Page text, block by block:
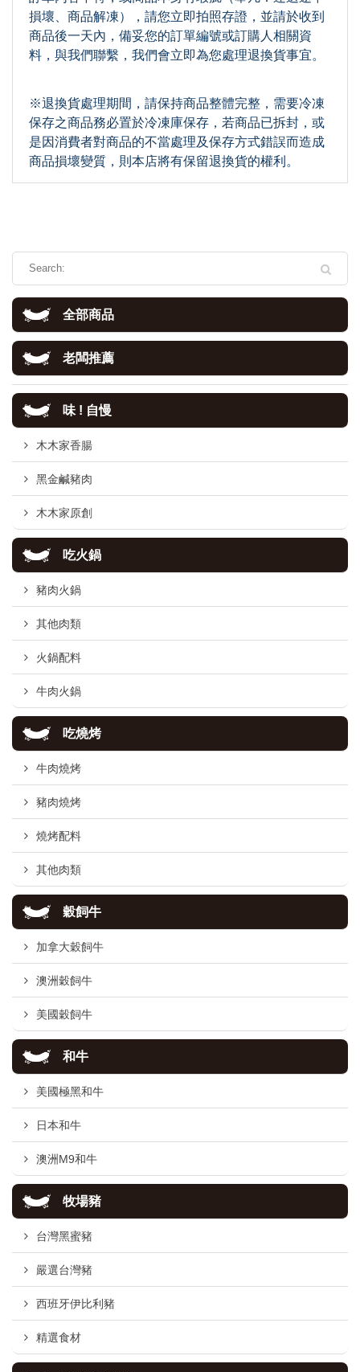
損壞、商品解凍），請您立即拍照存證，並請於收到
商品後一天內，備妥您的訂單編號或訂購人相關資
料，與我們聯繫，我們會立即為您處理退換貨事宜。
※退換貨處理期間，請保持商品整體完整，需要冷凍
保存之商品務必置於冷凍庫保存，若商品已拆封，或
是因消費者對商品的不當處理及保存方式錯誤而造成
商品損壞變質，則本店將有保留退換貨的權利。
全部商品
老闆推薦
味 ! 自慢
木木家香腸
黑金鹹豬肉
木木家原創
吃火鍋
豬肉火鍋
其他肉類
火鍋配料
牛肉火鍋
吃燒烤
牛肉燒烤
豬肉燒烤
燒烤配料
其他肉類
穀飼牛
加拿大穀飼牛
澳洲穀飼牛
美國穀飼牛
和牛
美國極黑和牛
日本和牛
澳洲M9和牛
牧場豬
台灣黑蜜豬
嚴選台灣豬
西班牙伊比利豬
精選食材